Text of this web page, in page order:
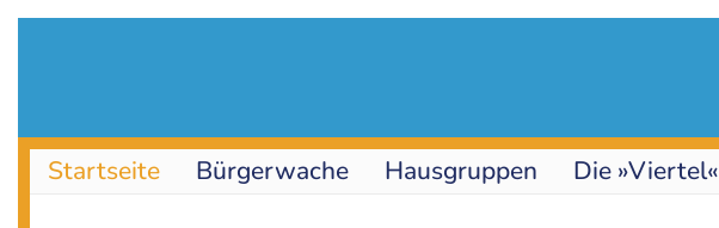
Navigation
Startseite Bürgerwache Hausgruppen Die »Viertel«